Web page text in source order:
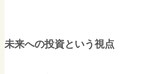
未来への投資という視点